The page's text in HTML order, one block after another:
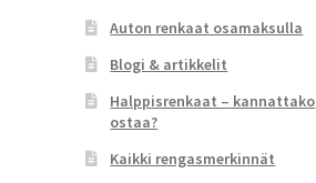
Auton renkaat osamaksulla
Blogi & artikkelit
Halppisrenkaat – kannattako
ostaa?
Kaikki rengasmerkinnät